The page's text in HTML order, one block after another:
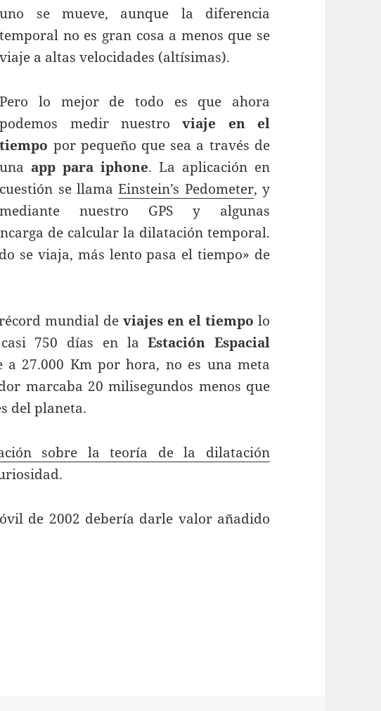
uno se mueve, aunque la diferencia
temporal no es gran cosa a menos que se
viaje a altas velocidades (altísimas).
Pero lo mejor de todo es que ahora
podemos medir nuestroviaje en el
tiempo por pequeño que sea a través de
una app para iphone. La aplicación en
cuestión se llamaEinstein’s Pedometer, y
mediante nuestro GPS y algunas
de calcular la dilatación temporal.
se viaja, más lento pasa el tiempo» de
mundial deviajes en el tiempo lo
750 días en laEstación Espacial
a 27.000 Km por hora, no es una meta
marcaba 20 milisegundos menos que
del planeta.
sobre la teoría de la dilatación
de 2002 debería darle valor añadido